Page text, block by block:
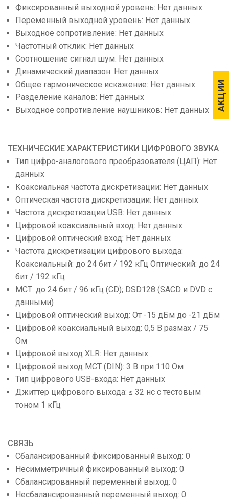
АКЦИИ
АКЦИИ
Фиксированный выходной уровень: Нет данных
Переменный выходной уровень: Нет данных
Выходное сопротивление: Нет данных
Частотный отклик: Нет данных
Соотношение сигнал шум: Нет данных
Динамический диапазон: Нет данных
Общее гармоническое искажение: Нет данных
Разделение каналов: Нет данных
Выходное сопротивление наушников: Нет данных
ТЕХНИЧЕСКИЕ ХАРАКТЕРИСТИКИ ЦИФРОВОГО ЗВУКА
Тип цифро-аналогового преобразователя (ЦАП): Нет
данных
Коаксиальная частота дискретизации: Нет данных
Оптическая частота дискретизации: Нет данных
Частота дискретизации USB: Нет данных
Цифровой коаксиальный вход: Нет данных
Цифровой оптический вход: Нет данных
Частота дискретизации цифрового выхода:
Коаксиальный: до 24 бит / 192 кГц Оптический: до 24
бит / 192 кГц
MCT: до 24 бит / 96 кГц (CD); DSD128 (SACD и DVD с
данными)
Цифровой оптический выход: От -15 дБм до -21 дБм
Цифровой коаксиальный выход: 0,5 В размах / 75
Ом
Цифровой выход XLR: Нет данных
Цифровой выход MCT (DIN): 3 В при 110 Ом
Тип цифрового USB-входа: Нет данных
Джиттер цифрового выхода: ≤ 32 нс с тестовым
тоном 1 кГц
СВЯЗЬ
Сбалансированный фиксированный выход: 0
Несимметричный фиксированный выход: 0
Сбалансированный переменный выход: 0
Несбалансированный переменный выход: 0